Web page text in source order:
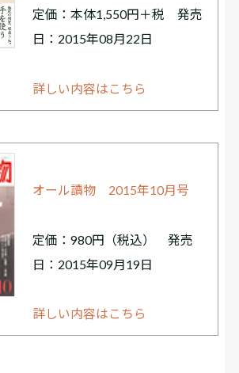
定価：本体1,550円＋税 発売
日：2015年08月22日
詳しい内容はこちら
オール讀物 2015年10月号
定価：980円（税込） 発売
日：2015年09月19日
詳しい内容はこちら